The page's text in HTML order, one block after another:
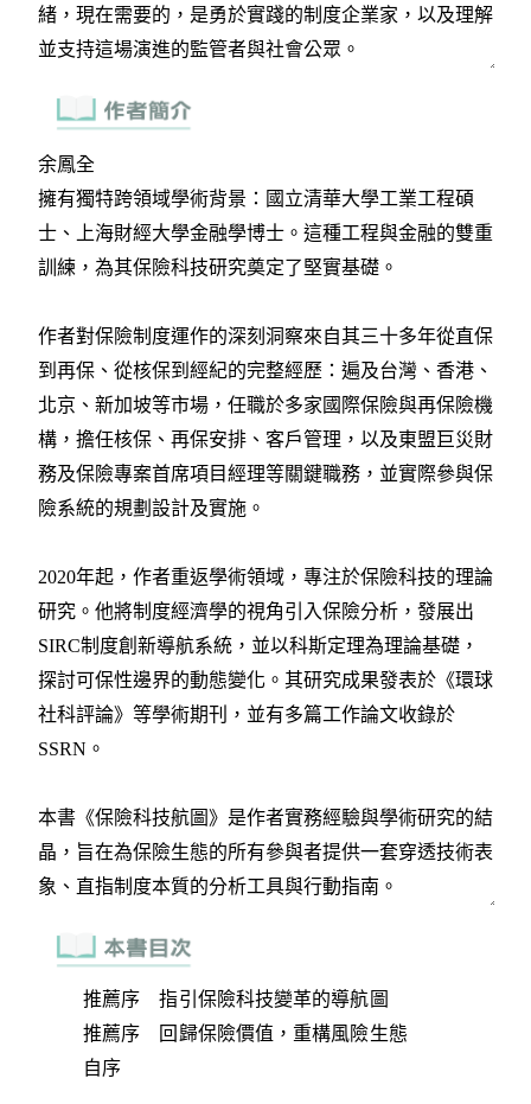
推薦序 指引保險科技變革的導航圖
推薦序 回歸保險價值，重構風險生態
自序